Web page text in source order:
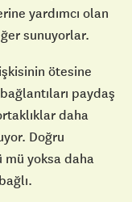
yardımcı olan
sunuyorlar.
ötesine
paydaş
daha
Doğru
yoksa daha